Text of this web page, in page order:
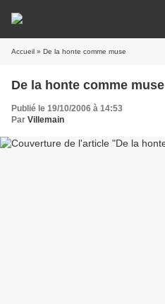
Accueil » De la honte comme muse
De la honte comme muse
Publié le 19/10/2006 à 14:53
Par Villemain